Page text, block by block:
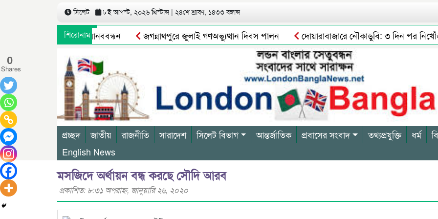
সিলেট ৮ই আগস্ট, ২০২৬ খ্রিস্টাব্দ | ২৪শে শ্রাবণ, ১৪৩৩ বঙ্গাব্দ
শিরোনাম
বিরুদ্ধে গ্রামবাসীর মানববন্ধন জগন্নাথপুরে জুলাই গণঅভ্যুত্থান দিবস পালন দোয়ারাবাজারে নৌকাডুবি: ৩ দিন পর নিখোঁজ
সিলেটে নিষিদ্ধ ছাত্রলীগের অর্ধশত নেতাকর্মীর বি/রু/দ্ধে মা/ম/লা
প্রচ্ছদ জাতীয় রাজনীতি সারাদেশ সিলেট বিভাগ আন্তর্জাতিক প্রবাসের সংবাদ তথ্যপ্রযুক্তি ধর্ম
English News
মসজিদে অর্থায়ন বন্ধ করছে সৌদি আরব
প্রকাশিত: ৮:৩১ অপরাহ্ণ, জানুয়ারি ২৬, ২০২০
0
Shares